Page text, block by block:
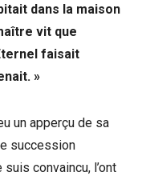
dans la maison
vit que
faisait
»
un apperçu de sa
succession
convaincu, l’ont